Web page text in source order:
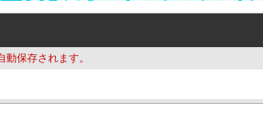
保存されます。